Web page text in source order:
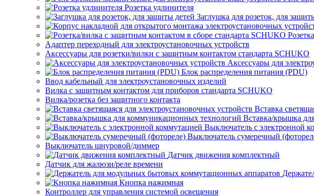
Розетка удлинителя
Заглушка для розеток, для
Адаптер переходный для электроустановочных устройств
Аксессуары для розетки/вилки с защитным контактом стандарта SCHUKO
Аксессуары для
Блок распределения питания (PDU)
Ввод кабельный для электроустановочных изделий
Вилка с защитным контактом для приборов стандарта SCHUKO
Вилка/розетка без защитного контакта
Вставка
Вставка/крышка
Выключатель с электронной
Выключатель сумеречный
Выключатель шнуровой/диммер
Датчик движения комплектный
Датчик для жалюзи/реле времени
Кнопка нажимная
Контроллер для управления системой освещения